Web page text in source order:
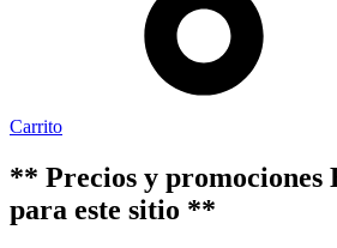
Carrito
** Precios y promociones
para este sitio **